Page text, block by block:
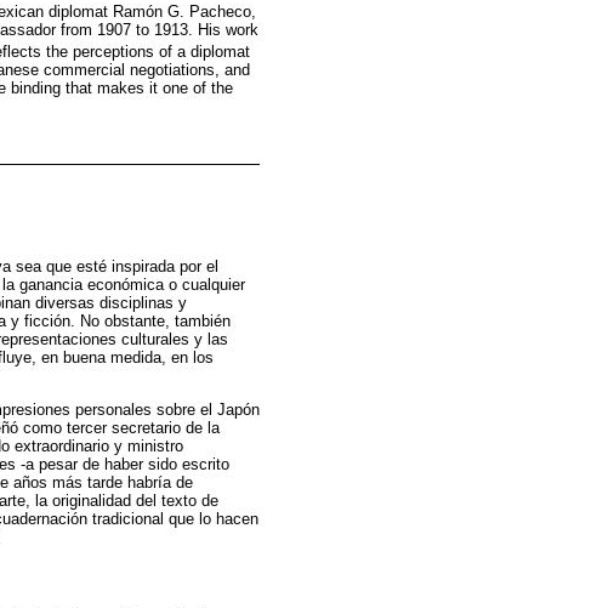
diplomat Ramón G. Pacheco,
from 1907 to 1913. His work
the perceptions of a diplomat
commercial negotiations, and
binding that makes it one of the
sea que esté inspirada por el
ganancia económica o cualquier
diversas disciplinas y
y ficción. No obstante, también
culturales y las
en buena medida, en los
personales sobre el Japón
como tercer secretario de la
extraordinario y ministro
-a pesar de haber sido escrito
años más tarde habría de
la originalidad del texto de
tradicional que lo hacen